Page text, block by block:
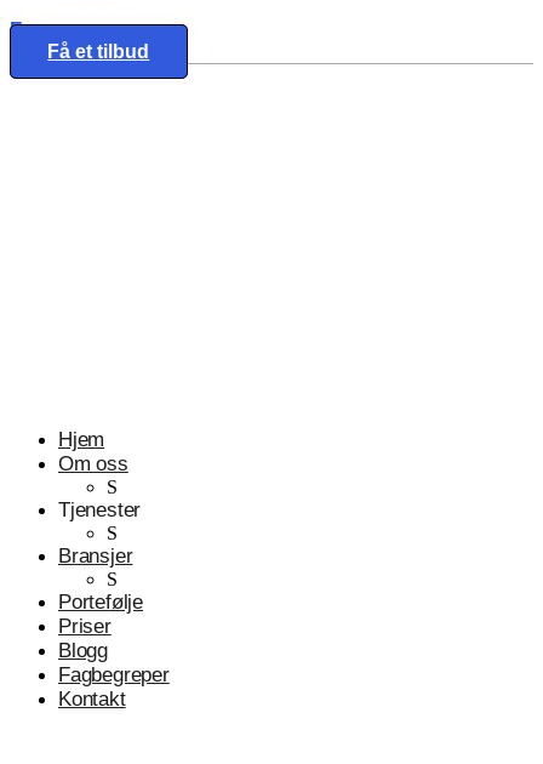
Eng
Få et tilbud
Hjem
Om oss
S
Tjenester
S
Bransjer
S
Portefølje
Priser
Blogg
Fagbegreper
Kontakt